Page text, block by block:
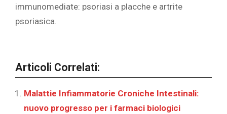
immunomediate: psoriasi a placche e artrite
psoriasica.
Articoli Correlati:
Malattie Infiammatorie Croniche Intestinali:
nuovo progresso per i farmaci biologici